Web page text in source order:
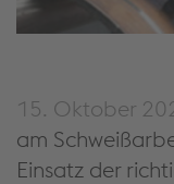
15. Oktober
am
Einsatz der